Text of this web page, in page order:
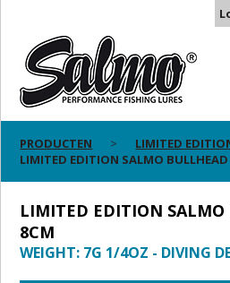
PRODUCTEN
LIMITED
LIMITED EDITION SALMO BULLHEAD
LIMITED EDITION
8CM
WEIGHT: 7G 1/4OZ - DIVING